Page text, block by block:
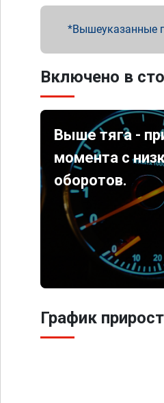
Вышеуказанные
Включено в
Выше тяга -
момента с
оборотов.
График